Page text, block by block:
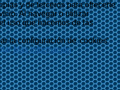
y de terceros para ofrecerte
Al navegar o utilizar
uso que hacemos de las
la configuración de 'cookies'
Más información